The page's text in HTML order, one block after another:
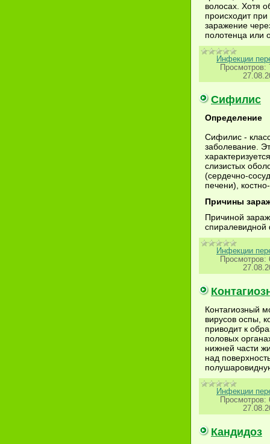
волосах. Хотя
происходит
заражение
полотенца или
Инфекции
Просмотров:
Сифилис
Определение
Сифилис -
заболевание.
слизистых
(сердечно-
печени),
Причины
Причиной
Инфекции
Просмотров:
Контагиозный
вирусов оспы,
приводит к
половых
нижней части
над
Инфекции
Просмотров:
Кандидоз